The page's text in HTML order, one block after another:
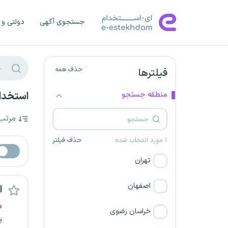
جستجوی آگهی دولتی
فیلترها حذف همه
منطقه جستجو
۱ مورد انتخاب شده حذف فیلتر
تهران
اصفهان
خراسان رضوی